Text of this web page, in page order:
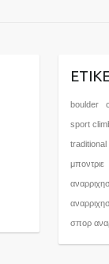
boulder
sport
μποντριε
σπορ